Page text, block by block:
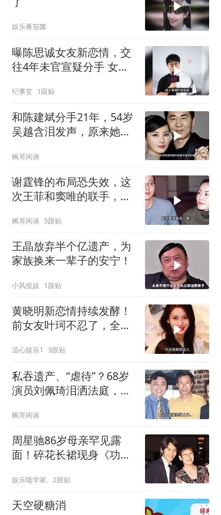
娱乐番茄菌
曝陈思诚女友新恋情，交
往4年未官宣疑分手 女方
纪事堂 1跟贴
和陈建斌分手21年，54岁
吴越含泪发声，原来她和
枫哥闲谈
谢霆锋的布局恐失效，这
次王菲和窦唯的联手，给
枫哥闲谈 5跟贴
王晶放弃半个亿遗产，为
家族换来一辈子的安宁！
小风侃娱 1跟贴
黄晓明新恋情持续发酵！
前女友叶珂不忍了，全盘
温心娱乐1 3跟贴
私吞遗产、“虐待”？68岁
演员刘佩琦泪洒法庭，
枫哥闲谈
周星驰86岁母亲罕见露
面！碎花长裙现身《功夫
娱乐嗑学家. 2跟贴
天空硬糖消